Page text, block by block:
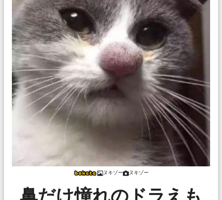
ヌキゾー ヌキゾー
鼻だけ憧れのドラえも